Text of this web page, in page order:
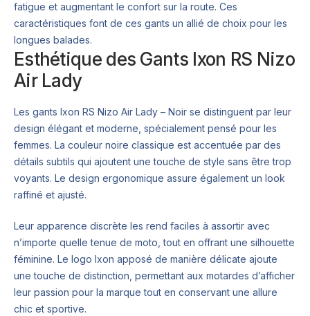
fatigue et augmentant le confort sur la route. Ces
caractéristiques font de ces gants un allié de choix pour les
longues balades.
Esthétique des Gants Ixon RS Nizo
Air Lady
Les gants Ixon RS Nizo Air Lady – Noir se distinguent par leur
design élégant et moderne, spécialement pensé pour les
femmes. La couleur noire classique est accentuée par des
détails subtils qui ajoutent une touche de style sans être trop
voyants. Le design ergonomique assure également un look
raffiné et ajusté.
Leur apparence discrète les rend faciles à assortir avec
n’importe quelle tenue de moto, tout en offrant une silhouette
féminine. Le logo Ixon apposé de manière délicate ajoute
une touche de distinction, permettant aux motardes d’afficher
leur passion pour la marque tout en conservant une allure
chic et sportive.